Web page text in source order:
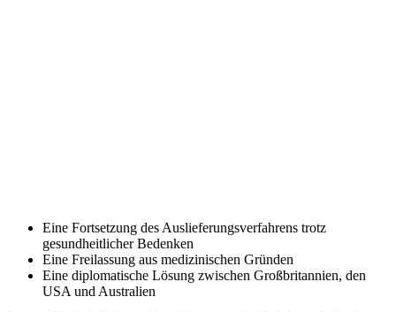
Eine Fortsetzung des Auslieferungsverfahrens trotz
gesundheitlicher Bedenken
Eine Freilassung aus medizinischen Gründen
Eine diplomatische Lösung zwischen Großbritannien, den
USA und Australien